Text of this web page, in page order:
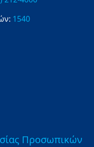
1540
Προσωπικών